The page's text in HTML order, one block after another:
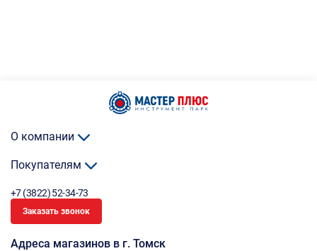
О компании
Покупателям
+7 (3822) 52-34-73
Заказать звонок
Адреса магазинов в г. Томск